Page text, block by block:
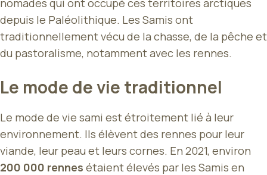
depuis le Paléolithique. Les Samis ont
traditionnellement vécu de la chasse, de la pêche et
du pastoralisme, notamment avec les rennes.
Le mode de vie traditionnel
Le mode de vie sami est étroitement lié à leur
environnement. Ils élèvent des rennes pour leur
viande, leur peau et leurs cornes. En 2021, environ
200 000 rennes étaient élevés par les Samis en